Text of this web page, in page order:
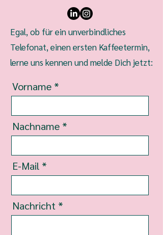
Egal, ob für ein unverbindliches
Telefonat, einen ersten Kaffeetermin,
lerne uns kennen und melde Dich jetzt:
Vorname
Nachname
E-Mail
Nachricht